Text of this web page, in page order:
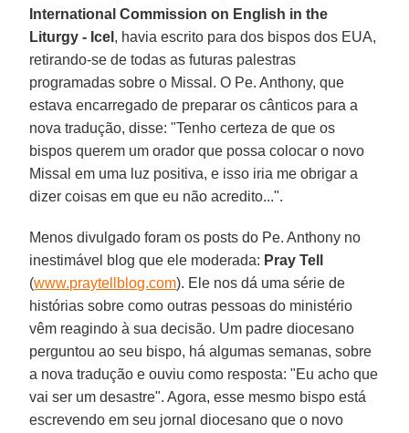
International Commission on English in the
Liturgy - Icel , havia escrito para dos bispos dos EUA,
retirando-se de todas as futuras palestras
programadas sobre o Missal. O Pe. Anthony, que
estava encarregado de preparar os cânticos para a
nova tradução, disse: "Tenho certeza de que os
bispos querem um orador que possa colocar o novo
Missal em uma luz positiva, e isso iria me obrigar a
dizer coisas em que eu não acredito...".
Menos divulgado foram os posts do Pe. Anthony no
inestimável blog que ele moderada: Pray Tell
(www.praytellblog.com). Ele nos dá uma série de
histórias sobre como outras pessoas do ministério
vêm reagindo à sua decisão. Um padre diocesano
perguntou ao seu bispo, há algumas semanas, sobre
a nova tradução e ouviu como resposta: "Eu acho que
vai ser um desastre". Agora, esse mesmo bispo está
escrevendo em seu jornal diocesano que o novo